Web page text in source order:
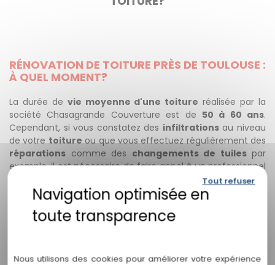
RÉNOVATION DE TOITURE PRÈS DE TOULOUSE :
À QUEL MOMENT?
La durée de vie moyenne d'une toiture réalisée par la
société Chasagrande Couverture est de 50 à 60 ans.
Cependant, si vous constatez des infiltrationsau niveau
de votretoitureou que vous effectuez régulièrement des
réparations comme des changements de tuilespar
exemple, il est nécessaire de faire appel à un professionnel
pour contrôler l'état général de votre toiture afin de savoir
si celle-ci doit être entièrement rénovée ou si des
réparations suffisent. Pour cela, n'hésitez pas à
Chasagrande Couvertureaux alentours de
Nous utilisons des cookies pour améliorer votre expérience
Tout refuser